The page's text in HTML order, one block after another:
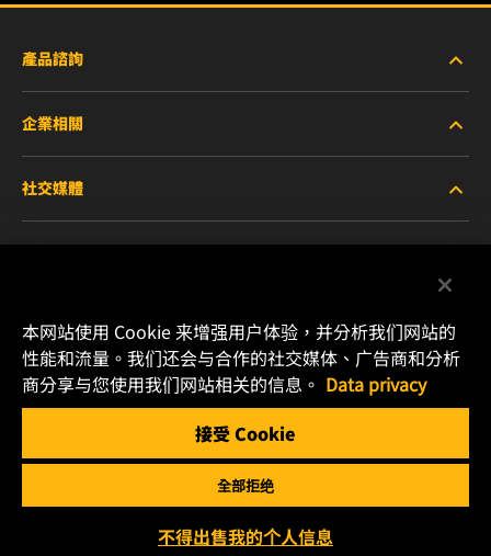
產品諮詢
重型設備車輛
小客車與商用車
企業相關
關於WIX
聯絡我們
職涯發展
社交媒體
Instagram
YouTube
Copyright 2025 MANN+HUMMEL. All rights reserved.
本网站使用 Cookie 来增强用户体验，并分析我们网站的
性能和流量。我们还会与合作的社交媒体、广告商和分析
商分享与您使用我们网站相关的信息。 Data privacy
接受 Cookie
全部拒绝
不得出售我的个人信息